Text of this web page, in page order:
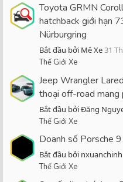
Toyota GRMN
hatchback giới hạn
Nürburgring
Bắt đầu bởi Mê Xe31
Thế Giới Xe
Jeep Wrangler
thoại off-road mang
Bắt đầu bởi Đăng
Thế Giới Xe
Doanh số Porsche
Bắt đầu bởi nxuanchinh
Thế Giới Xe